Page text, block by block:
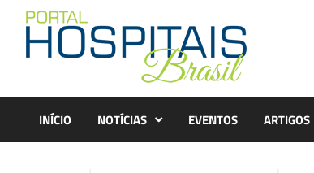
content
INÍCIO NOTÍCIAS EVENTOS ARTIGOS